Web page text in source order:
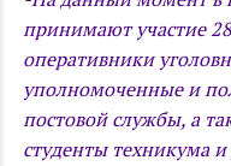
принимают участие
оперативники
уполномоченные и
постовой службы, а
студенты техникума